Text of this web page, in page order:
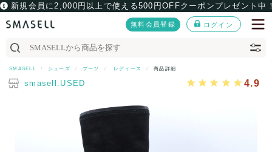
新規会員に2,000円以上で使える500円OFFクーポンプレゼント中
無料会員登録 ログイン
SMASELL シューズ ブーツ レディース 商品詳細
smasell.USED 4.9